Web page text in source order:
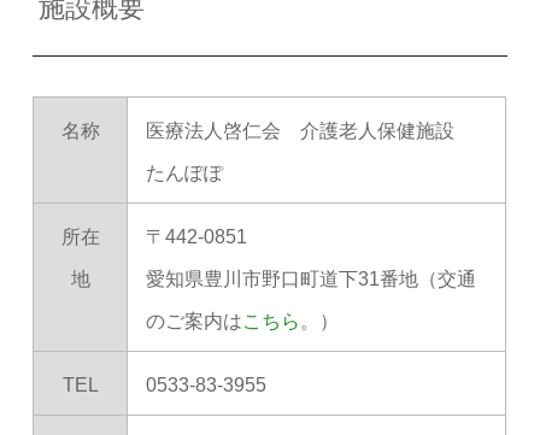
施設概要
名称 医療法人啓仁会 介護老人保健施設
たんぽぽ
所在
地
〒442-0851
愛知県豊川市野口町道下31番地（交通
のご案内はこちら 。）
TEL 0533-83-3955